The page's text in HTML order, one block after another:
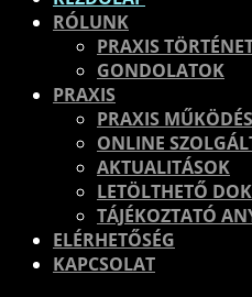
RÓLUNK
PRAXIS
GONDOLATOK
PRAXIS
PRAXIS MŰKÖDÉS
ONLINE
AKTUALITÁSOK
LETÖLTHETŐ
TÁJÉKOZTATÓ
ELÉRHETŐSÉG
KAPCSOLAT